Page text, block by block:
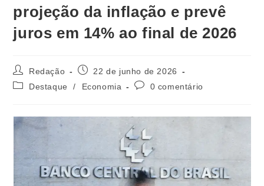
projeção da inflação e prevê
juros em 14% ao final de 2026
Redação
22 de junho de 2026
Destaque
/ Economia 0 comentário